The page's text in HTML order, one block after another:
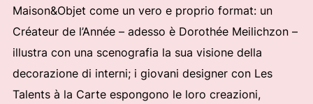
Maison&Objet come un vero e proprio format: un
Créateur de l’Année – adesso è Dorothée Meilichzon –
illustra con una scenografia la sua visione della
decorazione di interni; i giovani designer con Les
Talents à la Carte espongono le loro creazioni,